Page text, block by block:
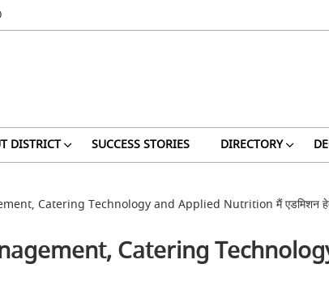
DISTRICT SUCCESS STORIES DIRECTORY
Catering Technology and Applied Nutrition मैं एडमिशन हेतु
Catering